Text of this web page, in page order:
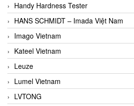
Handy Hardness Tester
HANS SCHMIDT – Imada Việt Nam
Imago Vietnam
Kateel Vietnam
Leuze
Lumel Vietnam
LVTONG